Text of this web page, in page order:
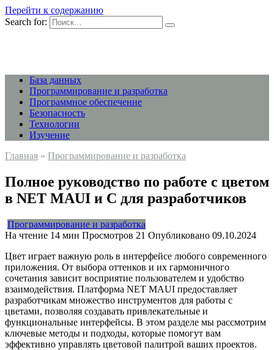
Перейти к содержанию
Search for:
База данных
Программирование и разработка
Программное обеспечение
Безопасность
Технологии
Изучение
Главная » Программирование и разработка
Полное руководство по работе с цветом
в NET MAUI и C для разработчиков
Программирование и разработка
На чтение 14 мин Просмотров 21 Опубликовано 09.10.2024
Цвет играет важную роль в интерфейсе любого современного
приложения. От выбора оттенков и их гармоничного
сочетания зависит восприятие пользователем и удобство
взаимодействия. Платформа NET MAUI предоставляет
разработчикам множество инструментов для работы с
цветами, позволяя создавать привлекательные и
функциональные интерфейсы. В этом разделе мы рассмотрим
ключевые методы и подходы, которые помогут вам
эффективно управлять цветовой палитрой ваших проектов.